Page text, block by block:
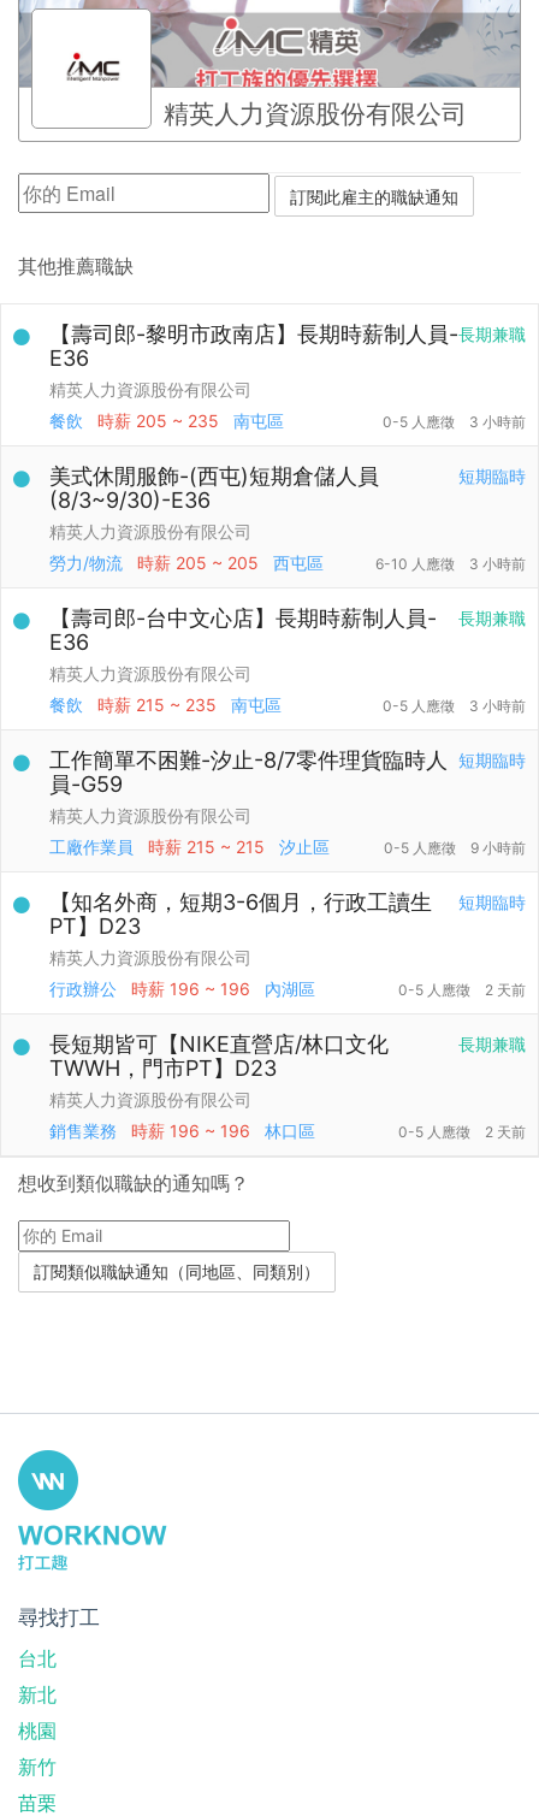
精英人力資源股份有限公司
其他推薦職缺
長期兼職
【壽司郎-黎明市政南店】長期時薪制人員-
E36
精英人力資源股份有限公司
餐飲
時薪 205 ~ 235 南屯區 0-5 人應徵 3 小時前
短期臨時
美式休閒服飾-(西屯)短期倉儲人員
(8/3~9/30)-E36
精英人力資源股份有限公司
勞力/物流
時薪 205 ~ 205 西屯區 6-10 人應徵 3 小時前
長期兼職
【壽司郎-台中文心店】長期時薪制人員-
E36
精英人力資源股份有限公司
餐飲
時薪 215 ~ 235 南屯區 0-5 人應徵 3 小時前
短期臨時
工作簡單不困難-汐止-8/7零件理貨臨時人
員-G59
精英人力資源股份有限公司
工廠作業員
時薪 215 ~ 215 汐止區 0-5 人應徵 9 小時前
短期臨時
【知名外商，短期3-6個月，行政工讀生
PT】D23
精英人力資源股份有限公司
行政辦公
時薪 196 ~ 196 內湖區 0-5 人應徵 2 天前
長期兼職
長短期皆可【NIKE直營店/林口文化
TWWH，門市PT】D23
精英人力資源股份有限公司
銷售業務
時薪 196 ~ 196 林口區 0-5 人應徵 2 天前
想收到類似職缺的通知嗎？
尋找打工
台北
新北
桃園
新竹
苗栗